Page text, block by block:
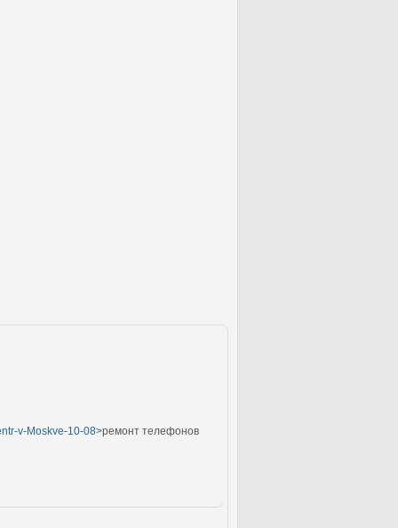
v-Moskve-10-08>ремонт телефонов